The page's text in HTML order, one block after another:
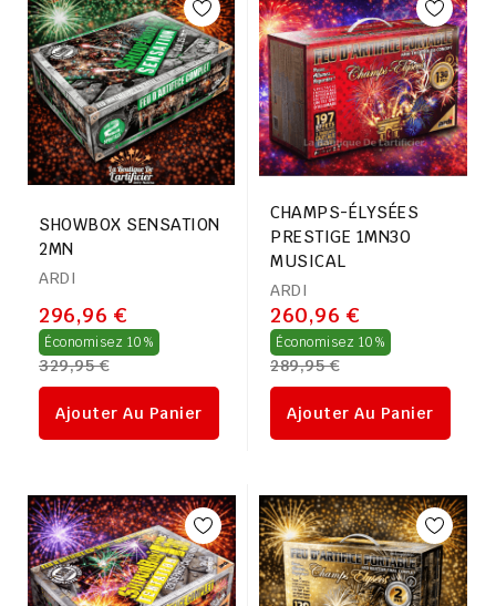
SHOWBOX SENSATION
2MN
ARDI
296,96 €
Économisez 10% Prix
régulier
329,95 €
Ajouter Au Panier
CHAMPS-ÉLYSÉES
PRESTIGE 1MN30
MUSICAL
ARDI
260,96 €
Économisez 10% Prix
régulier
289,95 €
Ajouter Au Panier